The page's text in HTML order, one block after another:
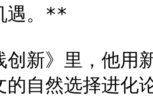
遇。**
创新》里，他用
的自然选择进